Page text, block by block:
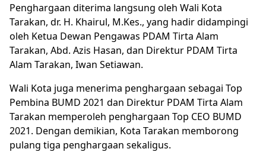
Penghargaan diterima langsung oleh Wali Kota
Tarakan, dr. H. Khairul, M.Kes., yang hadir didampingi
oleh Ketua Dewan Pengawas PDAM Tirta Alam
Tarakan, Abd. Azis Hasan, dan Direktur PDAM Tirta
Alam Tarakan, Iwan Setiawan.
Wali Kota juga menerima penghargaan sebagai Top
Pembina BUMD 2021 dan Direktur PDAM Tirta Alam
Tarakan memperoleh penghargaan Top CEO BUMD
2021. Dengan demikian, Kota Tarakan memborong
pulang tiga penghargaan sekaligus.